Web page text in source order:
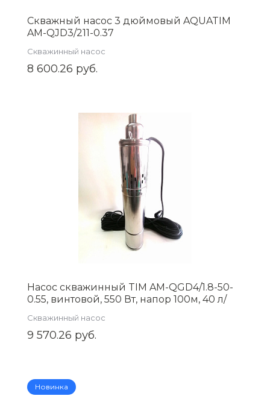
Скважный насос 3 дюймовый AQUATIM
AM-QJD3/211-0.37
Скважинный насос
8 600.26 руб.
Насос скважинный TIM AM-QGD4/1.8-50-
0.55, винтовой, 550 Вт, напор 100м, 40 л/
Скважинный насос
9 570.26 руб.
Новинка